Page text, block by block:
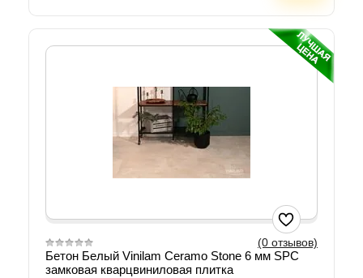
(0 отзывов)
Бетон Белый Vinilam Ceramo Stone 6 мм SPC
замковая кварцвиниловая плитка